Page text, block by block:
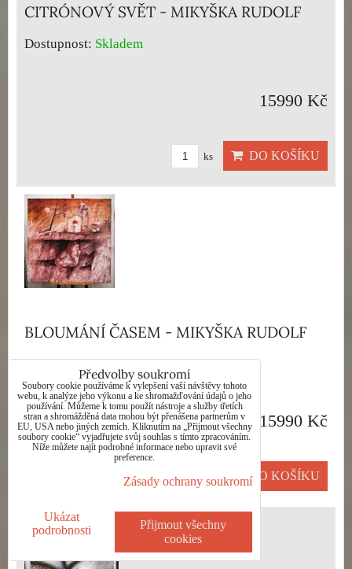
CITRÓNOVÝ SVĚT - MIKYŠKA RUDOLF
Dostupnost: Skladem
15990 Kč
ks DO KOŠÍKU
BLOUMÁNÍ ČASEM - MIKYŠKA RUDOLF
Dostupnost:Skladem
15990 Kč
ks DO KOŠÍKU
Předvolby soukromí
Soubory cookie používáme k vylepšení vaší návštěvy tohoto
webu, k analýze jeho výkonu a ke shromažďování údajů o jeho
používání. Můžeme k tomu použít nástroje a služby třetích
stran a shromážděná data mohou být přenášena partnerům v
EU, USA nebo jiných zemích. Kliknutím na „Přijmout všechny
soubory cookie“ vyjadřujete svůj souhlas s tímto zpracováním.
Níže můžete najít podrobné informace nebo upravit své
preference.
Zásady ochrany soukromí
Ukázat
podrobnosti
Přijmout všechny
cookies